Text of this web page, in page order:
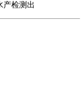
产检测出